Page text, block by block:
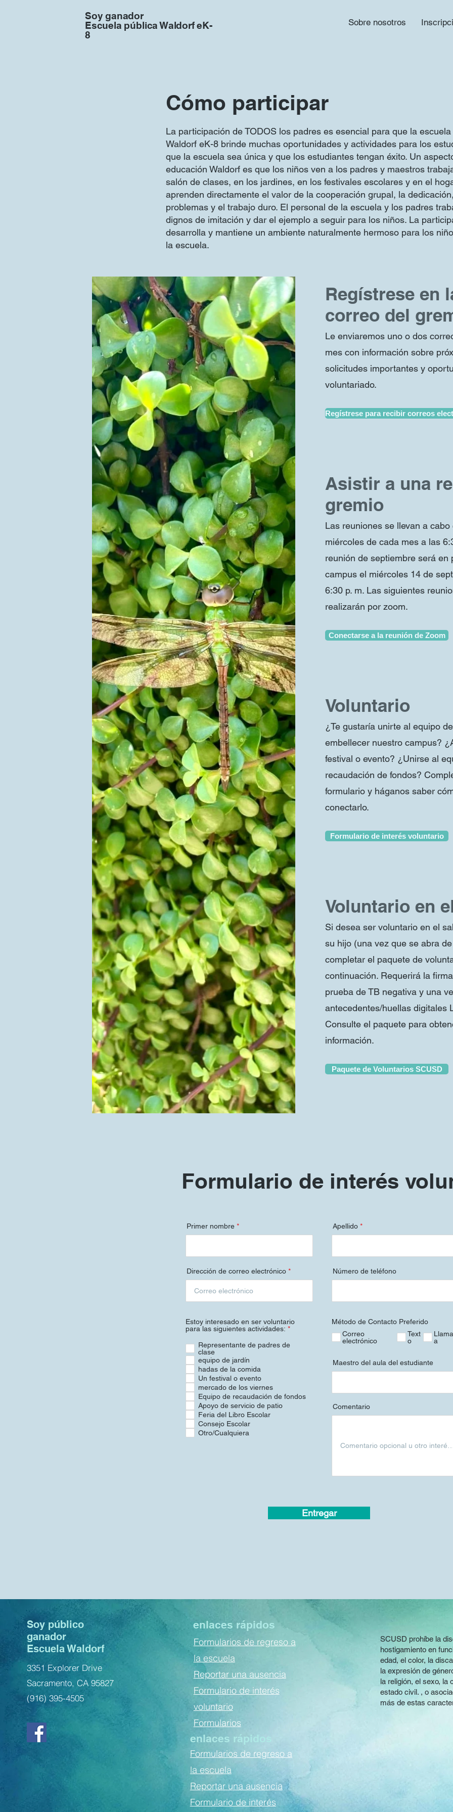
Soy ganador
Escuela pública Waldorf eK-
8
Sobre nosotros
Cómo participar
La participación de TODOS los padres es esencial para que la
Waldorf eK-8 brinde muchas oportunidades y actividades para los
que la escuela sea única y que los estudiantes tengan éxito. Un
educación Waldorf es que los niños ven a los padres y maestros
salón de clases, en los jardines, en los festivales escolares y en el
aprenden directamente el valor de la cooperación grupal, la
problemas y el trabajo duro. El personal de la escuela y los padres
dignos de imitación y dar el ejemplo a seguir para los niños. La
desarrolla y mantiene un ambiente naturalmente hermoso para los
la escuela.
Regístrese en
correo del
Le enviaremos uno o dos
mes con información sobre
solicitudes importantes y
voluntariado.
Regístrese para recibir correos
Asistir a una
gremio
Las reuniones se llevan a
miércoles de cada mes a las
reunión de septiembre será en
campus el miércoles 14 de
6:30 p. m. Las siguientes
realizarán por zoom.
Conectarse a la reunión de Zoom
Voluntario
¿Te gustaría unirte al equipo
embellecer nuestro campus?
festival o evento? ¿Unirse al
recaudación de fondos?
formulario y háganos saber
conectarlo.
Formulario de interés voluntario
Voluntario en
Si desea ser voluntario en el
su hijo (una vez que se abra
completar el paquete de
continuación. Requerirá la
prueba de TB negativa y una
antecedentes/huellas digitales
Consulte el paquete para
información.
Paquete de Voluntarios SCUSD
Formulario de interés
Primer nombre
Dirección de correo electrónico
Estoy interesado en ser voluntario
para las siguientes actividades: *O
o
Representante de padres de
clase
equipo de jardín
hadas de la comida
Un festival o evento
mercado de los viernes
Equipo de recaudación de fondos
Apoyo de servicio de patio
Feria del Libro Escolar
Consejo Escolar
Otro/Cualquiera
Apellido
Número de teléfono
Método de Contacto Preferido
Correo
electrónico
Text
o
a
Maestro del aula del estudiante
Comentario
Entregar
Soy público
ganador
Escuela Waldorf
3351 Explorer Drive
Sacramento, CA 95827
(916) 395-4505
enlaces rápidos
Formularios de regreso a
la escuela
Reportar una ausencia
Formulario de interés
voluntario
Formularios
enlaces rápidos
Formularios de regreso a
la escuela
Reportar una ausencia
Formulario de interés
SCUSD prohíbe la
hostigamiento en
edad, el color, la
la expresión de
la religión, el sexo, la
estado civil. , o
más de estas